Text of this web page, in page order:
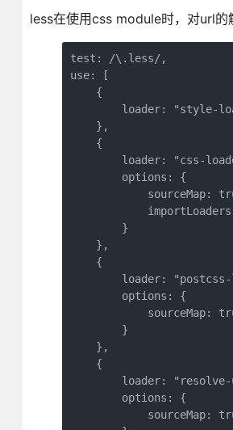
less在使用css module时，对url的
test: /\.less/,
use: [
    {
loader: "style-
    },
    {
loader: "css-
        options: {
sourceMap:
        }
    },
    {
loader:
        options: {
sourceMap:
        }
    },
    {
loader:
        options: {
sourceMap: